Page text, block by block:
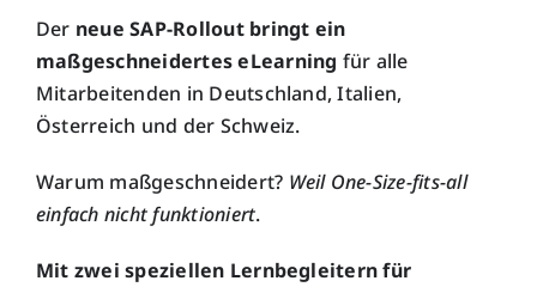
Der neue SAP-Rolloutbringt ein
maßgeschneidertes eLearning für alle
Mitarbeitenden in Deutschland, Italien,
Österreich und der Schweiz.
Warum maßgeschneidert? Weil One-Size-fits-all
einfach nicht funktioniert.
Mit zwei speziellen Lernbegleitern für